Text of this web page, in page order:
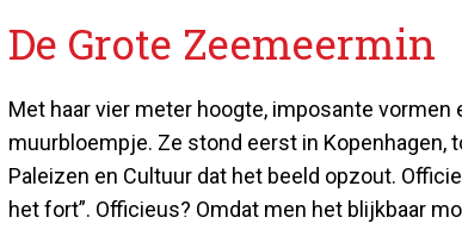
De Grote Zeemeermin
Met haar vier meter hoogte, imposante
muurbloempje. Ze stond eerst in Kopenhagen,
Paleizen en Cultuur dat het beeld opzout.
het fort”. Officieus? Omdat men het blijkbaar